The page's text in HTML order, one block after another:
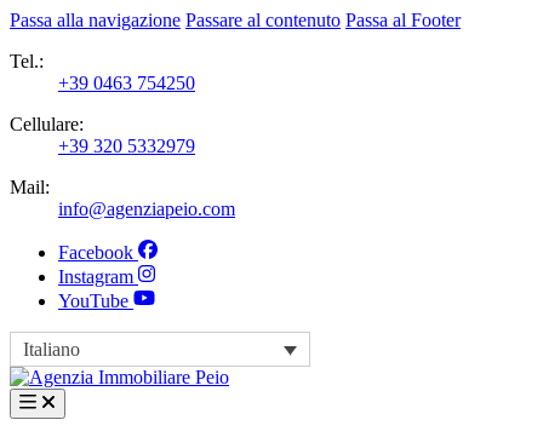
Passa alla navigazione Passare al contenuto Passa al Footer
Tel.:
+39 0463 754250
Cellulare:
+39 320 5332979
Mail:
info@agenziapeio.com
Facebook
Instagram
YouTube
Italiano